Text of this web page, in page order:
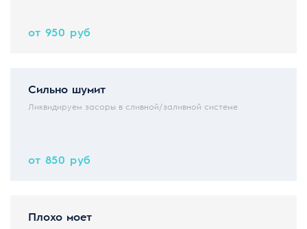
от 950 руб
Сильно шумит
Ликвидируем засоры в сливной/заливной системе
от 850 руб
Плохо моет